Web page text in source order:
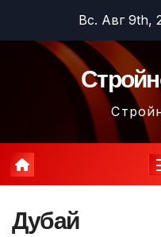
содержимому
Вс. Авг 9th,
Дубай